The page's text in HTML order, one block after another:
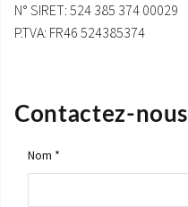
N° SIRET: 524 385 374 00029
P.TVA: FR46 524385374
Contactez-nous
Nom *